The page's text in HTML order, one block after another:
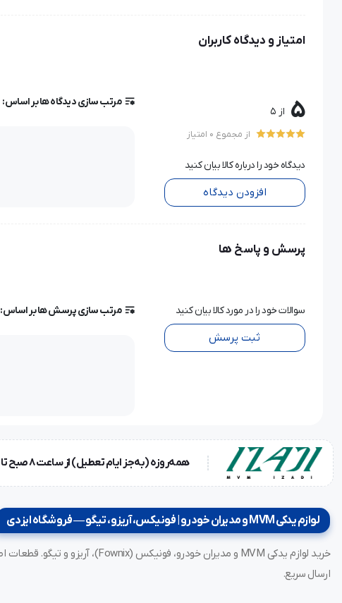
امتیاز و دیدگاه کاربران
5 از 5
از مجموع 0 امتیاز
دیدگاه خود را درباره کالا بیان کنید
افزودن دیدگاه
مرتب سازی دیدگاه ها بر اساس:
پرسش و پاسخ ها
سوالات خود را در مورد کالا بیان کنید
ثبت پرسش
مرتب سازی پرسش ها بر اساس:
همه‌روزه (به‌جز ایام تعطیل) از ساعت ۸ صبح تا ۱۸ عصر
لوازم یدکی MVM و مدیران خودرو | فونیکس، آریزو، تیگو — فروشگاه ایزدی
ارسال سریع.